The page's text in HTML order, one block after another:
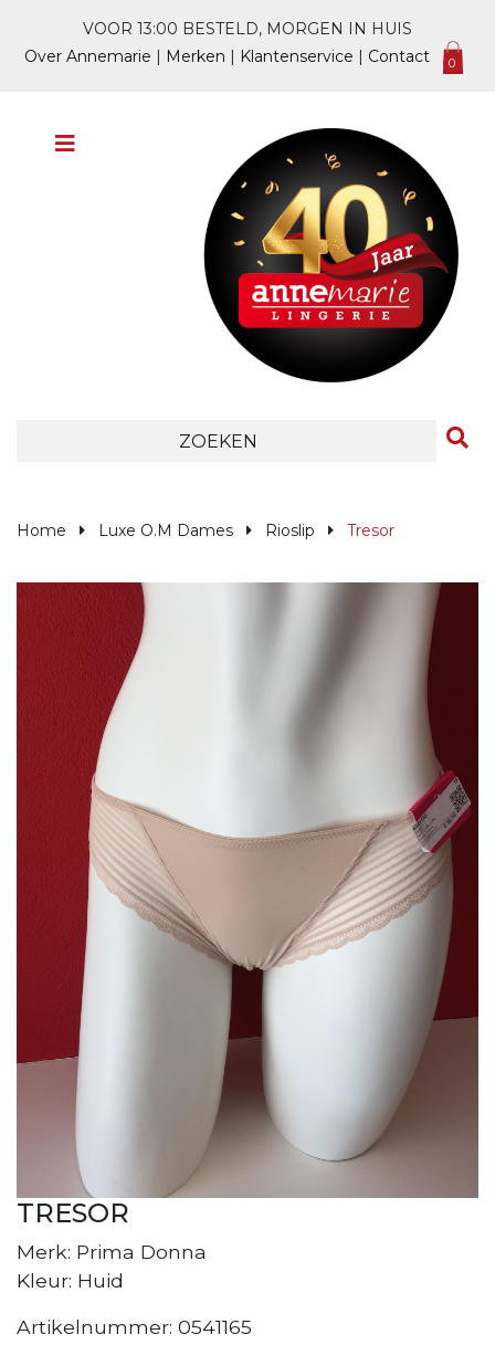
VOOR 13:00 BESTELD, MORGEN IN HUIS
Over Annemarie | Merken | Klantenservice | Contact 0
Home Luxe O.M Dames Rioslip Tresor
TRESOR
Merk: Prima Donna
Kleur: Huid
Artikelnummer: 0541165